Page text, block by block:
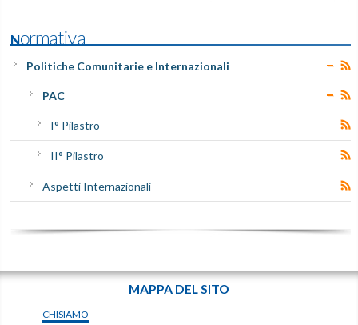
Normativa
Politiche Comunitarie e Internazionali
PAC
I° Pilastro
II° Pilastro
Aspetti Internazionali
MAPPA DEL SITO
CHISIAMO